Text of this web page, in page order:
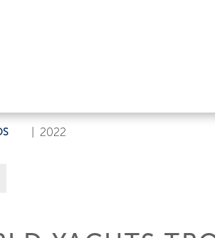
2022